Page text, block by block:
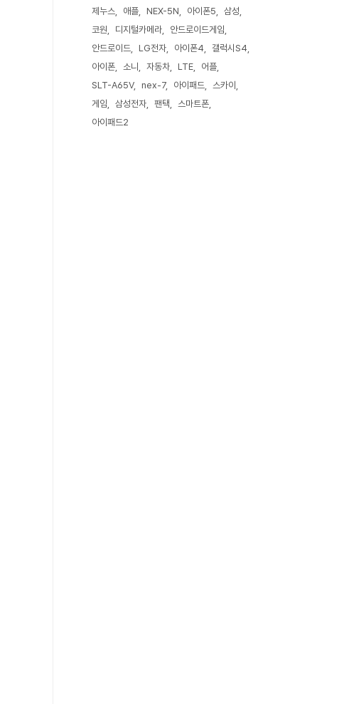
제누스
애플 NEX-5N 아이폰5
삼성
코원
디지털카메라
안드로이드게임
안드로이드
LG전자 아이폰4
갤럭시S4
아이폰
소니 자동차 LTE
어플
SLT-A65V
nex-7 아이패드
스카이
게임
삼성전자 팬택
스마트폰
아이패드2